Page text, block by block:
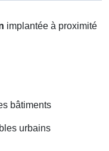
implantée à proximité
bâtiments
urbains